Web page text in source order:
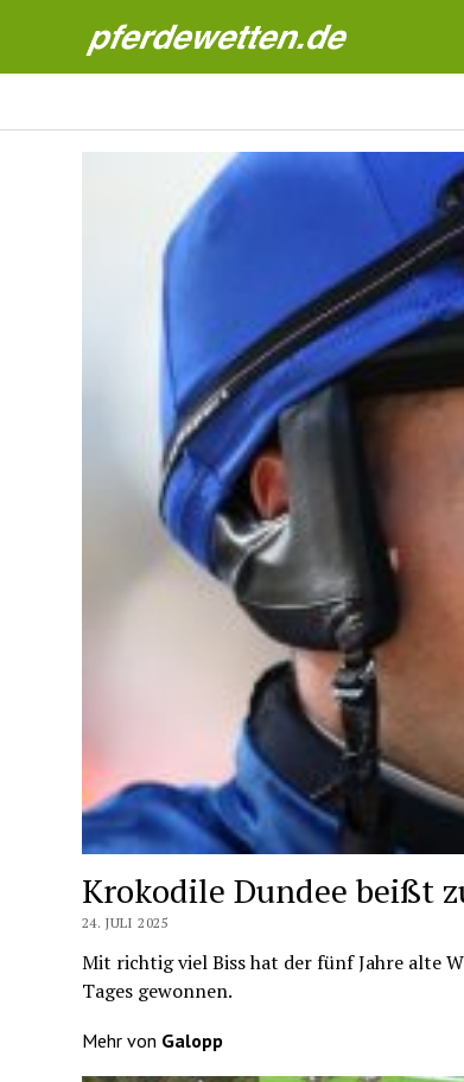
Pferdewetten News
Krokodile Dundee beißt
24. JULI 2025
Mit richtig viel Biss hat der fünf Jahre alte
Tages gewonnen.
Mehr von Galopp